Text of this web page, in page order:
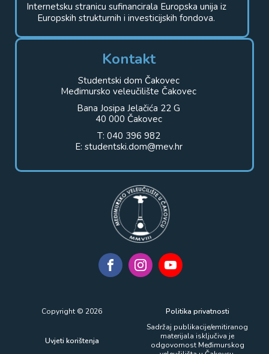
Internetsku stranicu sufinancirala Europska unija iz
Europskih strukturnih i investicijskih fondova.
Kontakt
Studentski dom Čakovec
Međimursko veleučilište Čakovec
Bana Josipa Jelačića 22 G
40 000 Čakovec
T: 040 396 982
E: studentski.dom@mev.hr
Copyright © 2026 Politika privatnosti
Uvjeti korištenja
Sadržaj publikacije/emitiranog
materijala isključiva je
odgovornost Međimurskog